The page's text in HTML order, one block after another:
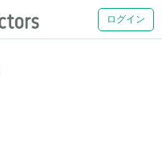
ログイン